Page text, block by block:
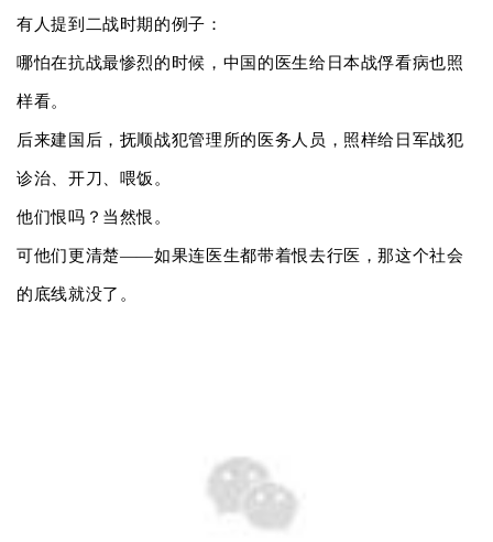
有人提到二战时期的例子：
哪怕在抗战最惨烈的时候，中国的医生给日本战俘看病也照
样看。
后来建国后，抚顺战犯管理所的医务人员，照样给日军战犯
诊治、开刀、喂饭。
他们恨吗？当然恨。
可他们更清楚——如果连医生都带着恨去行医，那这个社会
的底线就没了。